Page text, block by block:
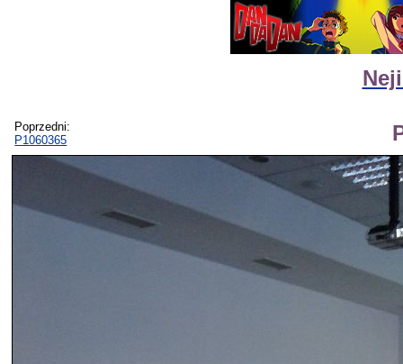
Poprzedni:
P1060365